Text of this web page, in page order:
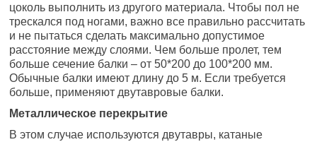
цоколь выполнить из другого материала. Чтобы пол не
трескался под ногами, важно все правильно рассчитать
и не пытаться сделать максимально допустимое
расстояние между слоями. Чем больше пролет, тем
больше сечение балки – от 50*200 до 100*200 мм.
Обычные балки имеют длину до 5 м. Если требуется
больше, применяют двутавровые балки.
Металлическое перекрытие
В этом случае используются двутавры, катаные